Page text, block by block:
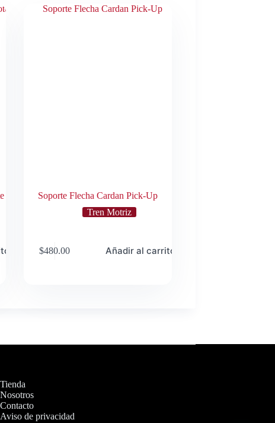
Soporte Flecha Cardan Pick-Up
Tren Motriz
$480.00 Añadir al carrito
Tienda
Nosotros
Contacto
Aviso de privacidad